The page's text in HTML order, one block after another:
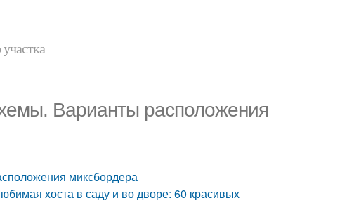
Варианты расположения
миксбордера
хоста в саду и во дворе: 60 красивых